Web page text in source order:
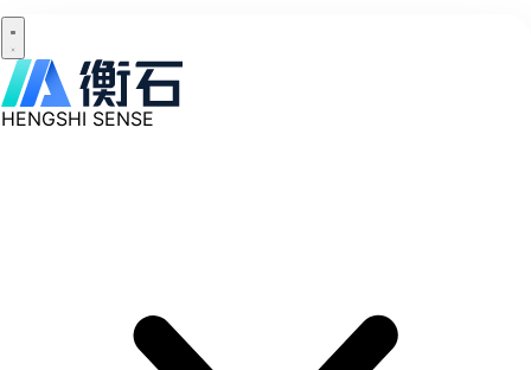
HENGSHI SENSE